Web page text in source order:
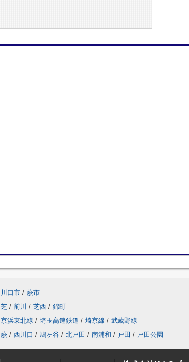
川口市 / 蕨市
芝 / 前川 / 芝西 / 錦町
京浜東北線 / 埼玉高速鉄道 / 埼京線 / 武蔵野線
蕨 / 西川口 / 鳩ヶ谷 / 北戸田 / 南浦和 / 戸田 / 戸田公園